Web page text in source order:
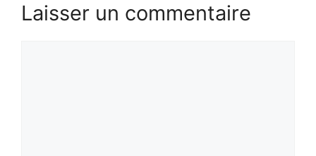
Laisser un commentaire